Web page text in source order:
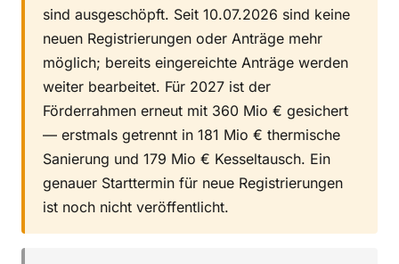
sind ausgeschöpft. Seit 10.07.2026 sind keine
neuen Registrierungen oder Anträge mehr
möglich; bereits eingereichte Anträge werden
weiter bearbeitet. Für 2027 ist der
Förderrahmen erneut mit 360 Mio € gesichert
— erstmals getrennt in 181 Mio € thermische
Sanierung und 179 Mio € Kesseltausch. Ein
genauer Starttermin für neue Registrierungen
ist noch nicht veröffentlicht.